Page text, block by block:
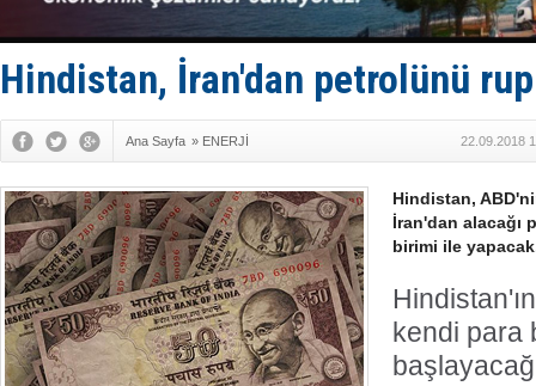
TÜRKLİM
SOCAR da
Dünyanın
Hindistan, İran'dan petrolünü
Ana Sayfa » ENERJİ 22.09.2018
Hindistan,
İran'dan alacağı
birimi ile
kendi para